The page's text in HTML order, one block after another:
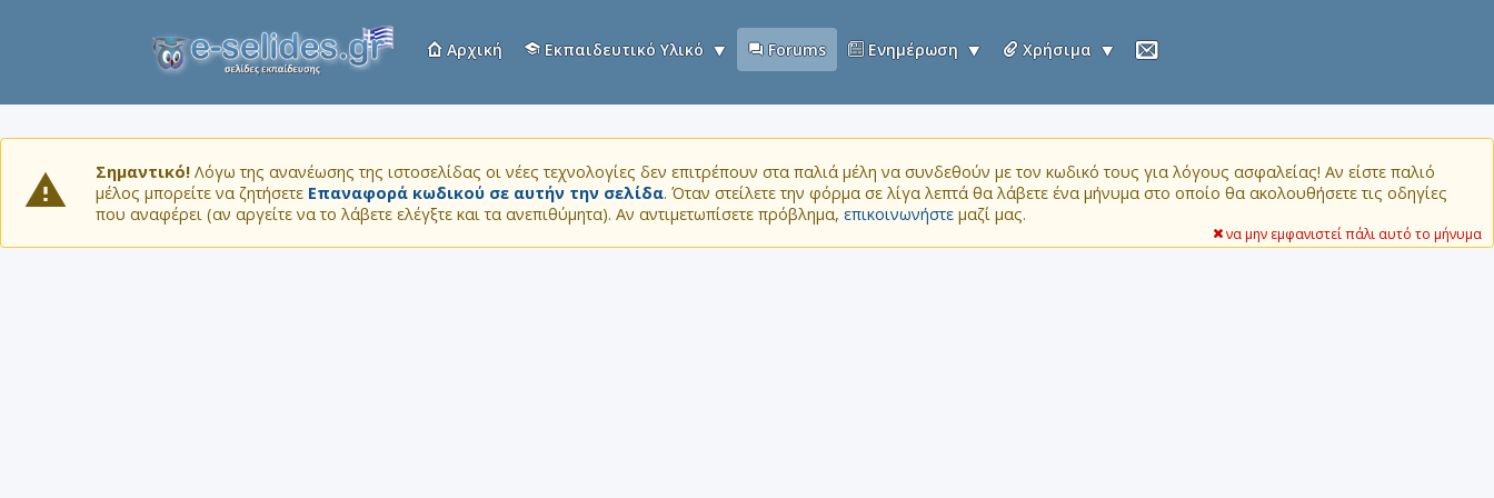
Αρχική Εκπαιδευτικό Υλικό Forums Ενημέρωση Χρήσιμα
Σημαντικό! Λόγω της ανανέωσης της ιστοσελίδας οι νέες τεχνολογίες δεν επιτρέπουν στα παλιά μέλη να συνδεθούν με τον κωδικό τους για λόγους ασφαλείας! Αν είστε παλιό
μέλος μπορείτε να ζητήσετε Επαναφορά κωδικού σε αυτήν την σελίδα. Όταν στείλετε την φόρμα σε λίγα λεπτά θα λάβετε ένα μήνυμα στο οποίο θα ακολουθήσετε τις οδηγίες
που αναφέρει (αν αργείτε να το λάβετε ελέγξτε και τα ανεπιθύμητα). Αν αντιμετωπίσετε πρόβλημα, επικοινωνήστε μαζί μας.
να μην εμφανιστεί πάλι αυτό το μήνυμα